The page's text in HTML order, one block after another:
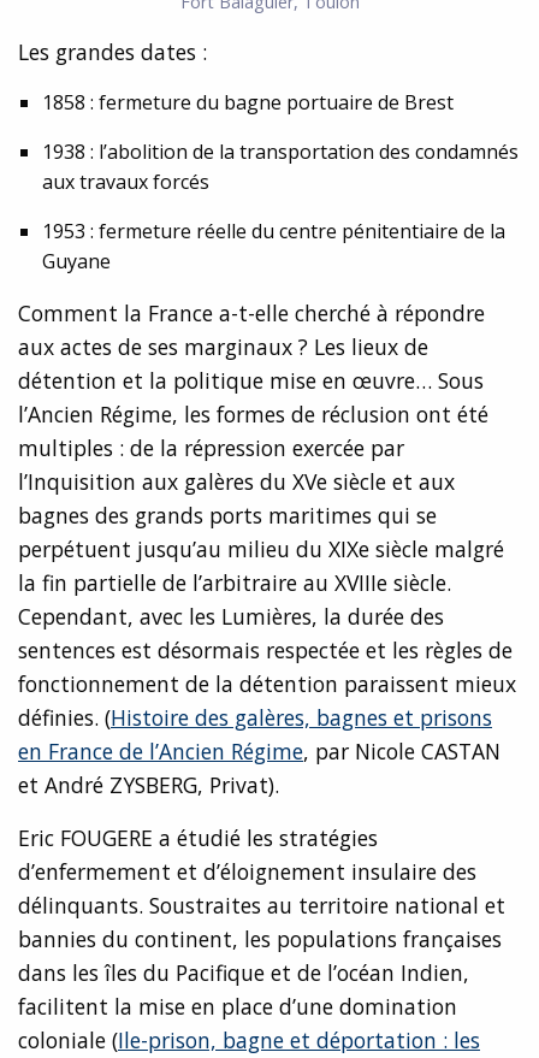
Les grandes dates :
1858 : fermeture du bagne portuaire de Brest
1938 : l’abolition de la transportation des condamnés
aux travaux forcés
1953 : fermeture réelle du centre pénitentiaire de la
Guyane
Comment la France a-t-elle cherché à répondre
aux actes de ses marginaux ? Les lieux de
détention et la politique mise en œuvre… Sous
l’Ancien Régime, les formes de réclusion ont été
multiples : de la répression exercée par
l’Inquisition aux galères du XVe siècle et aux
bagnes des grands ports maritimes qui se
perpétuent jusqu’au milieu du XIXe siècle malgré
la fin partielle de l’arbitraire au XVIIIe siècle.
Cependant, avec les Lumières, la durée des
sentences est désormais respectée et les règles de
fonctionnement de la détention paraissent mieux
définies. (Histoire des galères, bagnes et prisons
en France de l’Ancien Régime, par Nicole CASTAN
et André ZYSBERG, Privat).
Eric FOUGERE a étudié les stratégies
d’enfermement et d’éloignement insulaire des
délinquants. Soustraites au territoire national et
bannies du continent, les populations françaises
dans les îles du Pacifique et de l’océan Indien,
facilitent la mise en place d’une domination
coloniale (Ile-prison, bagne et déportation : les